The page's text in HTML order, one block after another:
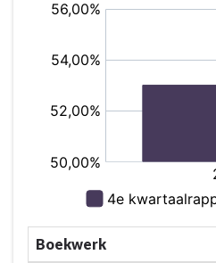
indicatoren
Beleidsindicatoren
recreatie
Boekwerk